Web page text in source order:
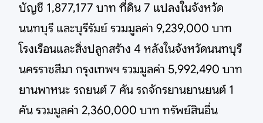
บัญชี 1,877,177 บาท ที่ดิน 7 แปลงในจังหวัด
นนทบุรี และบุรีรัมย์ รวมมูลค่า 9,239,000 บาท
โรงเรือนและสิ่งปลูกสร้าง 4 หลังในจังหวัดนนทบุรี
นครราชสีมา กรุงเทพฯ รวมมูลค่า 5,992,490 บาท
ยานพาหนะ รถยนต์ 7 คัน รถจักรยานยานยนต์ 1
คัน รวมมูลค่า 2,360,000 บาท ทรัพย์สินอื่น